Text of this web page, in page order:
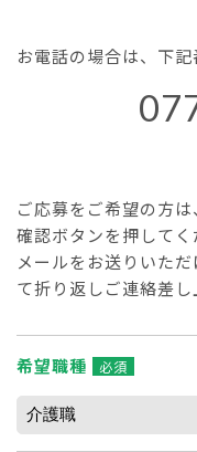
お電話の場合は、下記
ご応募をご希望の方
確認ボタンを押してく
メールをお送りいた
て折り返しご連絡差し
希望職種 必須